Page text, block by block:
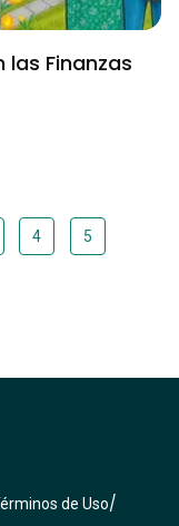
las Finanzas
4 5
de Uso/